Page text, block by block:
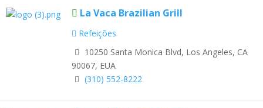
La Vaca Brazilian Grill
Refeições
10250 Santa Monica Blvd, Los Angeles, CA
90067, EUA
(310) 552-8222